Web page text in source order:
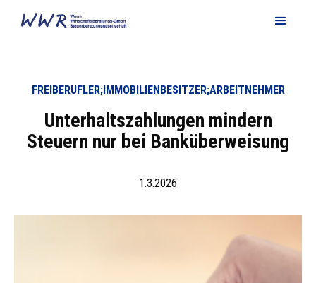
FREIBERUFLER;IMMOBILIENBESITZER;ARBEITNEHMER
Unterhaltszahlungen mindern
Steuern nur bei Banküberweisung
1.3.2026